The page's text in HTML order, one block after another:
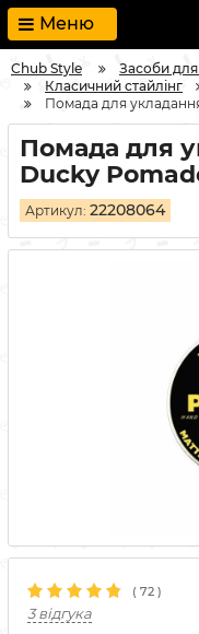
Меню
Chub Style
Засоби
Класичний стайлінг
Помада для
Помада для
Ducky
Артикул: 22208064
( 72 )
3 відгука